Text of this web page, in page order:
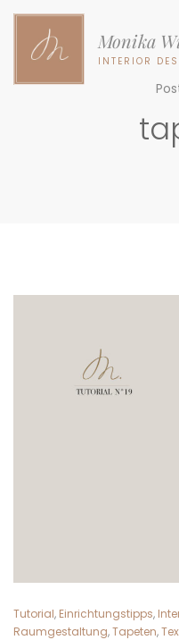
Monika
INTERIOR
Tutorial, Einrichtungstipps,
Raumgestaltung,Tapeten,